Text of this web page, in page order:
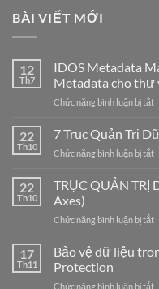
BÀI VIẾT MỚI
12
Th7
IDOS Metadata
Metadata cho thư
Chức năng bình luận bị tắtở
–
22
Th10
7 Trục Quản Trị
Chức năng bình luận bị tắtở
22
Th10
TRỤC QUẢN TRỊ
Axes)
Chức năng bình luận bị tắtở
17
Th11
Bảo vệ dữ liệu
Protection
Chức năng bình luận bị tắtở